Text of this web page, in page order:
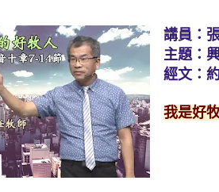
講員：
主題：
經文：
我是好